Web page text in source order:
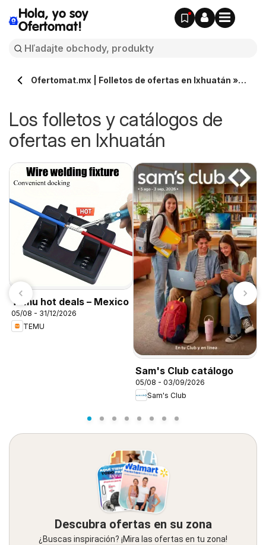
Hola, yo soy
Ofertomat!
Ofertomat.mx | Folletos de ofertas en Ixhuatán »
Los folletos y catálogos de
ofertas en Ixhuatán
Temu hot deals – Mexico
05/08 - 31/12/2026
TEMU
Sam's Club catálogo
05/08 - 03/09/2026
Sam's Club
Descubra ofertas en su zona
¿Buscas inspiración? ¡Mira las ofertas en tu zona!